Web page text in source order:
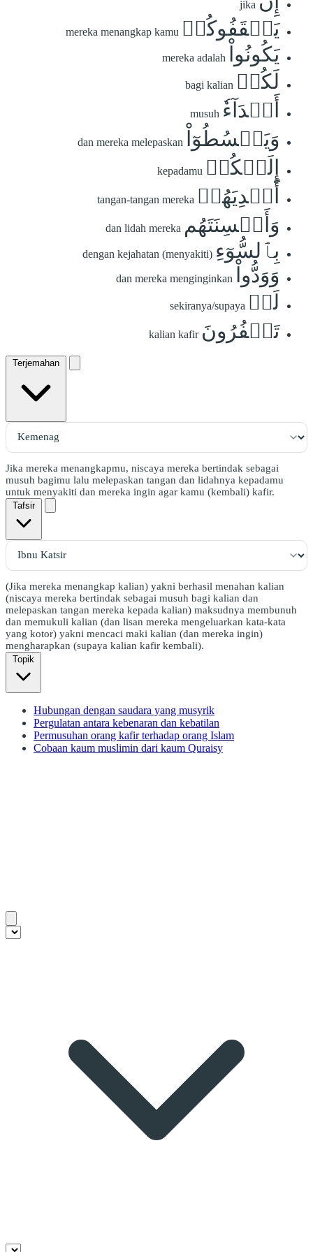
jika
يَثۡقَفُوكُمۡ mereka menangkap kamu
يَكُونُواْ mereka adalah
لَكُمۡ bagi kalian
أَعۡدَآءٗ musuh
وَيَبۡسُطُوٓاْ dan mereka melepaskan
إِلَيۡكُمۡ kepadamu
أَيۡدِيَهُمۡ tangan-tangan mereka
وَأَلۡسِنَتَهُم dan lidah mereka
بِٱلسُّوٓءِ dengan kejahatan (menyakiti)
وَوَدُّواْ dan mereka menginginkan
لَوۡ sekiranya/supaya
تَكۡفُرُونَ kalian kafir
Terjemahan
Jika mereka menangkapmu, niscaya mereka bertindak sebagai
musuh bagimu lalu melepaskan tangan dan lidahnya kepadamu
untuk menyakiti dan mereka ingin agar kamu (kembali) kafir.
Tafsir
(Jika mereka menangkap kalian) yakni berhasil menahan kalian
(niscaya mereka bertindak sebagai musuh bagi kalian dan
melepaskan tangan mereka kepada kalian) maksudnya membunuh
dan memukuli kalian (dan lisan mereka mengeluarkan kata-kata
yang kotor) yakni mencaci maki kalian (dan mereka ingin)
mengharapkan (supaya kalian kafir kembali).
Topik
Hubungan dengan saudara yang musyrik
Pergulatan antara kebenaran dan kebatilan
Permusuhan orang kafir terhadap orang Islam
Cobaan kaum muslimin dari kaum Quraisy